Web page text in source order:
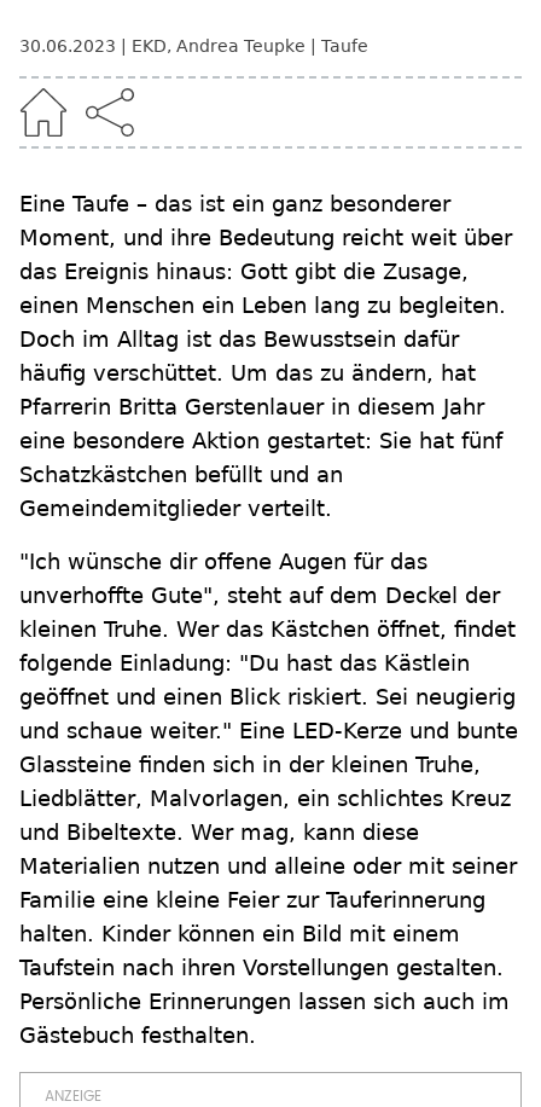
30.06.2023 EKD, Andrea Teupke Taufe
Eine Taufe – das ist ein ganz besonderer
Moment, und ihre Bedeutung reicht weit über
das Ereignis hinaus: Gott gibt die Zusage,
einen Menschen ein Leben lang zu begleiten.
Doch im Alltag ist das Bewusstsein dafür
häufig verschüttet. Um das zu ändern, hat
Pfarrerin Britta Gerstenlauer in diesem Jahr
eine besondere Aktion gestartet: Sie hat fünf
Schatzkästchen befüllt und an
Gemeindemitglieder verteilt.
"Ich wünsche dir offene Augen für das
unverhoffte Gute", steht auf dem Deckel der
kleinen Truhe. Wer das Kästchen öffnet, findet
folgende Einladung: "Du hast das Kästlein
geöffnet und einen Blick riskiert. Sei neugierig
und schaue weiter." Eine LED-Kerze und bunte
Glassteine finden sich in der kleinen Truhe,
Liedblätter, Malvorlagen, ein schlichtes Kreuz
und Bibeltexte. Wer mag, kann diese
Materialien nutzen und alleine oder mit seiner
Familie eine kleine Feier zur Tauferinnerung
halten. Kinder können ein Bild mit einem
Taufstein nach ihren Vorstellungen gestalten.
Persönliche Erinnerungen lassen sich auch im
Gästebuch festhalten.